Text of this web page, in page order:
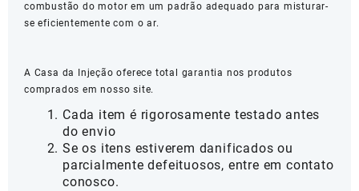
combustão do motor em um padrão adequado para misturar-
se eficientemente com o ar.
A Casa da Injeção oferece total garantia nos produtos
comprados em nosso site.
Cada item é rigorosamente testado antes
do envio
Se os itens estiverem danificados ou
parcialmente defeituosos, entre em contato
conosco.